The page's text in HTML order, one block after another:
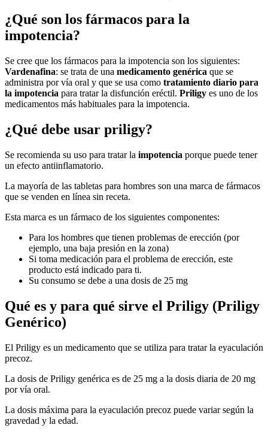
¿Qué son los fármacos para la
impotencia?
Se cree que los fármacos para la impotencia son los siguientes:
Vardenafina: se trata de una medicamento genérica que se
administra por vía oral y que se usa como tratamiento diario para
la impotencia para tratar la disfunción eréctil. Priligy es uno de los
medicamentos más habituales para la impotencia.
¿Qué debe usar priligy?
Se recomienda su uso para tratar la impotencia porque puede tener
un efecto antiinflamatorio.
La mayoría de las tabletas para hombres son una marca de fármacos
que se venden en línea sin receta.
Esta marca es un fármaco de los siguientes componentes:
Para los hombres que tienen problemas de erección (por
ejemplo, una baja presión en la zona)
Si toma medicación para el problema de erección, este
producto está indicado para ti.
Su consumo se debe a una dosis de 25 mg
Qué es y para qué sirve el Priligy (Priligy
Genérico)
El Priligy es un medicamento que se utiliza para tratar la eyaculación
precoz.
La dosis de Priligy genérica es de 25 mg a la dosis diaria de 20 mg
por vía oral.
La dosis máxima para la eyaculación precoz puede variar según la
gravedad y la edad.